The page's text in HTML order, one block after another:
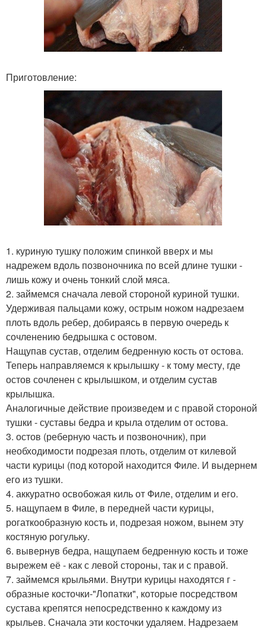
Приготовление:
1. куриную тушку положим спинкой вверх и мы
надрежем вдоль позвоночника по всей длине тушки -
лишь кожу и очень тонкий слой мяса.
2. займемся сначала левой стороной куриной тушки.
Удерживая пальцами кожу, острым ножом надрезаем
плоть вдоль ребер, добираясь в первую очередь к
сочленению бедрышка с остовом.
Нащупав сустав, отделим бедренную кость от остова.
Теперь направляемся к крылышку - к тому месту, где
остов сочленен с крылышком, и отделим сустав
крылышка.
Аналогичные действие произведем и с правой стороной
тушки - суставы бедра и крыла отделим от остова.
3. остов (реберную часть и позвоночник), при
необходимости подрезая плоть, отделим от килевой
части курицы (под которой находится Филе. И выдернем
его из тушки.
4. аккуратно освобожая киль от Филе, отделим и его.
5. нащупаем в Филе, в передней части курицы,
рогаткообразную кость и, подрезая ножом, вынем эту
костяную рогульку.
6. вывернув бедра, нащупаем бедренную кость и тоже
вырежем её - как с левой стороны, так и с правой.
7. займемся крыльями. Внутри курицы находятся г -
образные косточки-"Лопатки", которые посредством
сустава крепятся непосредственно к каждому из
крыльев. Сначала эти косточки удаляем. Надрезаем